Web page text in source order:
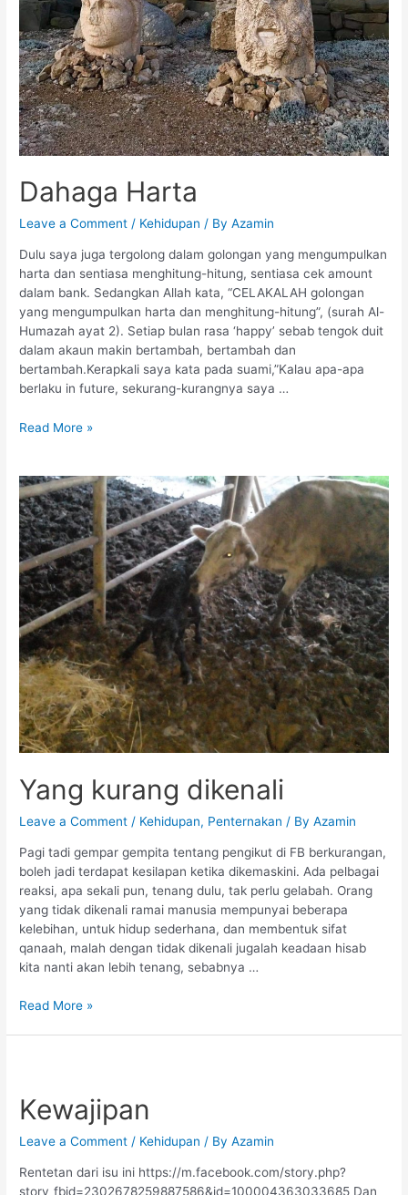
Dahaga Harta
Leave a Comment / Kehidupan / ByAzamin
Dulu saya juga tergolong dalam golongan yang mengumpulkan
harta dan sentiasa menghitung-hitung, sentiasa cek amount
dalam bank. Sedangkan Allah kata, “CELAKALAH golongan
yang mengumpulkan harta dan menghitung-hitung”, (surah Al-
Humazah ayat 2). Setiap bulan rasa ‘happy’ sebab tengok duit
dalam akaun makin bertambah, bertambah dan
bertambah.Kerapkali saya kata pada suami,”Kalau apa-apa
berlaku in future, sekurang-kurangnya saya …
Read More »
Yang kurang dikenali
Leave a Comment / Kehidupan, Penternakan / ByAzamin
Pagi tadi gempar gempita tentang pengikut di FB berkurangan,
boleh jadi terdapat kesilapan ketika dikemaskini. Ada pelbagai
reaksi, apa sekali pun, tenang dulu, tak perlu gelabah. Orang
yang tidak dikenali ramai manusia mempunyai beberapa
kelebihan, untuk hidup sederhana, dan membentuk sifat
qanaah, malah dengan tidak dikenali jugalah keadaan hisab
kita nanti akan lebih tenang, sebabnya …
Yang
kurang
dikenali
Read More »
Kewajipan
Leave a Comment / Kehidupan / ByAzamin
Rentetan dari isu ini https://m.facebook.com/story.php?
story_fbid=2302678259887586&id=100004363033685 Dan